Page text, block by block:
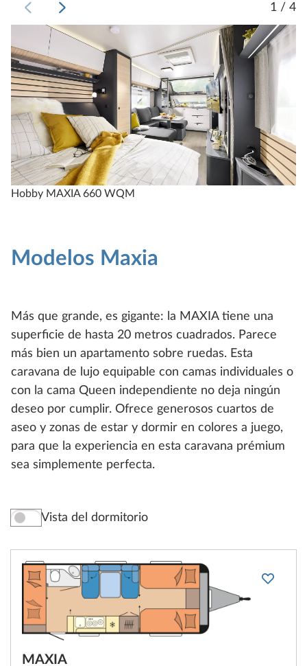
1 / 4
Hobby MAXIA 660 WQM
Modelos Maxia
Más que grande, es gigante: la MAXIA tiene una
superficie de hasta 20 metros cuadrados. Parece
más bien un apartamento sobre ruedas. Esta
caravana de lujo equipable con camas individuales o
con la cama Queen independiente no deja ningún
deseo por cumplir. Ofrece generosos cuartos de
aseo y zonas de estar y dormir en colores a juego,
para que la experiencia en esta caravana prémium
sea simplemente perfecta.
Vista del dormitorio
MAXIA